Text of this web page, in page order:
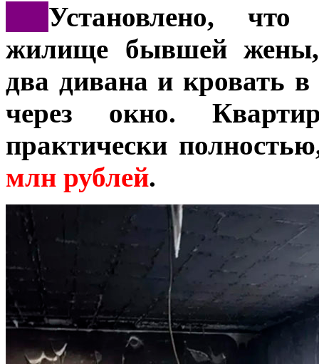
Установлено,
жилище бывшей жены,
два дивана и кровать
через окно.
практически
млн рублей.